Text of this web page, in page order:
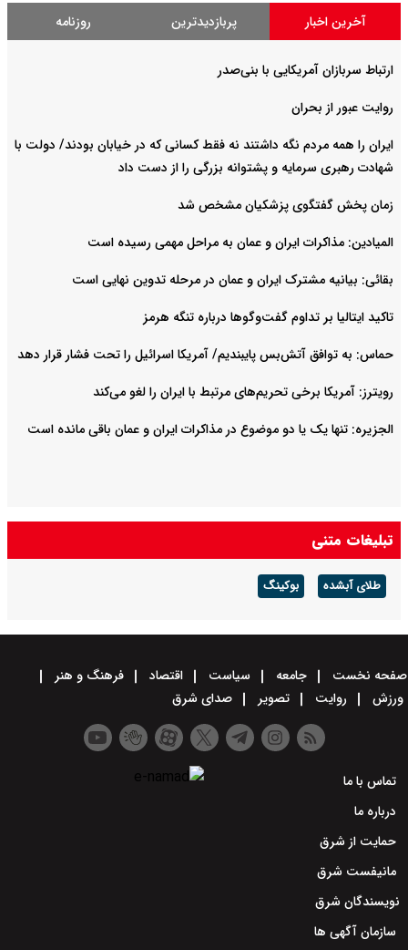
آخرین اخبار پربازدیدترین روزنامه
ارتباط سربازان آمریکایی با بنی‌صدر
روایت عبور از بحران
ایران را همه مردم نگه داشتند نه فقط کسانی که در خیابان بودند/ دولت با
شهادت رهبری سرمایه و پشتوانه بزرگی را از دست داد
زمان پخش گفتگوی پزشکیان مشخص شد
المیادین: مذاکرات ایران و عمان به مراحل مهمی رسیده است
بقائی: بیانیه مشترک ایران و عمان در مرحله تدوین نهایی است
تاکید ایتالیا بر تداوم گفت‌وگوها درباره تنگه هرمز
حماس: به توافق آتش‌بس پایبندیم/ آمریکا اسرائیل را تحت فشار قرار دهد
رویترز: آمریکا برخی تحریم‌های مرتبط با ایران را لغو می‌کند
الجزیره: تنها یک یا دو موضوع در مذاکرات ایران و عمان باقی مانده است
تبلیغات متنی
طلای آبشده بوکینگ
صفحه نخست جامعه سیاست اقتصاد
فرهنگ و هنر
ورزش
روایت تصویر صدای شرق
تماس با ما
درباره ما
حمایت از شرق
مانیفست شرق
نویسندگان شرق
سازمان آگهی ها